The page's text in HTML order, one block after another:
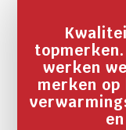
werken
merken